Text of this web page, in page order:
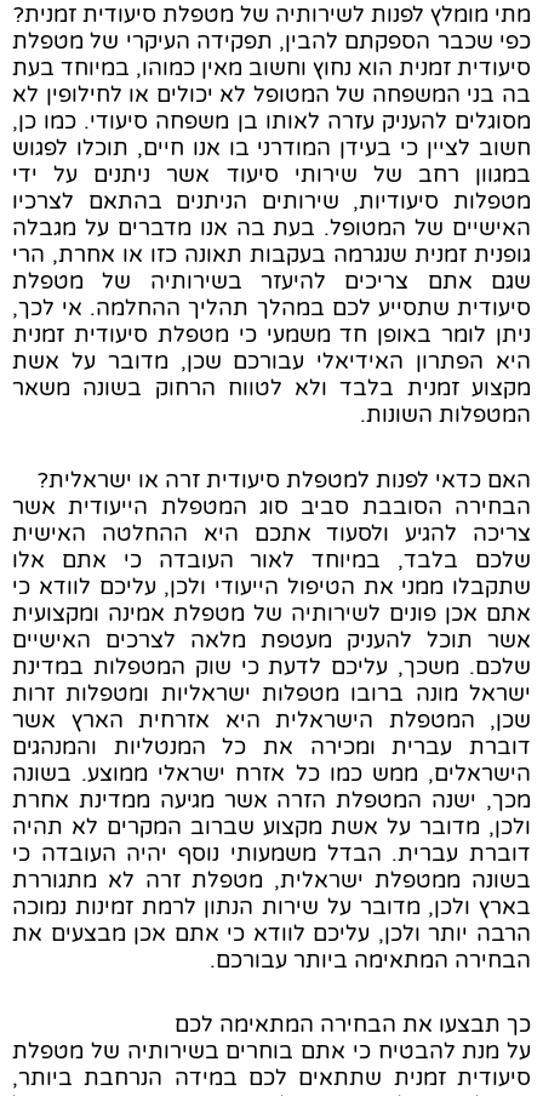
מתי מומלץ לפנות לשירותיה של מטפלת סיעודית זמנית?
כפי שכבר הספקתם להבין, תפקידה העיקרי של מטפלת
סיעודית זמנית הוא נחוץ וחשוב מאין כמוהו, במיוחד בעת
בה בני המשפחה של המטופל לא יכולים או לחילופין לא
מסוגלים להעניק עזרה לאותו בן משפחה סיעודי. כמו כן,
חשוב לציין כי בעידן המודרני בו אנו חיים, תוכלו לפגוש
במגוון רחב של שירותי סיעוד אשר ניתנים על ידי
מטפלות סיעודיות, שירותים הניתנים בהתאם לצרכיו
האישיים של המטופל. בעת בה אנו מדברים על מגבלה
גופנית זמנית שנגרמה בעקבות תאונה כזו או אחרת, הרי
שגם אתם צריכים להיעזר בשירותיה של מטפלת
סיעודית שתסייע לכם במהלך תהליך ההחלמה. אי לכך,
ניתן לומר באופן חד משמעי כי מטפלת סיעודית זמנית
היא הפתרון האידיאלי עבורכם שכן, מדובר על אשת
מקצוע זמנית בלבד ולא לטווח הרחוק בשונה משאר
המטפלות השונות.
האם כדאי לפנות למטפלת סיעודית זרה או ישראלית?
הבחירה הסובבת סביב סוג המטפלת הייעודית אשר
צריכה להגיע ולסעוד אתכם היא ההחלטה האישית
שלכם בלבד, במיוחד לאור העובדה כי אתם אלו
שתקבלו ממני את הטיפול הייעודי ולכן, עליכם לוודא כי
אתם אכן פונים לשירותיה של מטפלת אמינה ומקצועית
אשר תוכל להעניק מעטפת מלאה לצרכים האישיים
שלכם. משכך, עליכם לדעת כי שוק המטפלות במדינת
ישראל מונה ברובו מטפלות ישראליות ומטפלות זרות
שכן, המטפלת הישראלית היא אזרחית הארץ אשר
דוברת עברית ומכירה את כל המנטליות והמנהגים
הישראלים, ממש כמו כל אזרח ישראלי ממוצע. בשונה
מכך, ישנה המטפלת הזרה אשר מגיעה ממדינת אחרת
ולכן, מדובר על אשת מקצוע שברוב המקרים לא תהיה
דוברת עברית. הבדל משמעותי נוסף יהיה העובדה כי
בשונה ממטפלת ישראלית, מטפלת זרה לא מתגוררת
בארץ ולכן, מדובר על שירות הנתון לרמת זמינות נמוכה
הרבה יותר ולכן, עליכם לוודא כי אתם אכן מבצעים את
הבחירה המתאימה ביותר עבורכם.
כך תבצעו את הבחירה המתאימה לכם
על מנת להבטיח כי אתם בוחרים בשירותיה של מטפלת
סיעודית זמנית שתתאים לכם במידה הנרחבת ביותר,